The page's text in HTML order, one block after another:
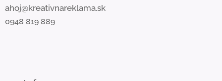
ahoj@kreativnareklama.sk
0948 819 889